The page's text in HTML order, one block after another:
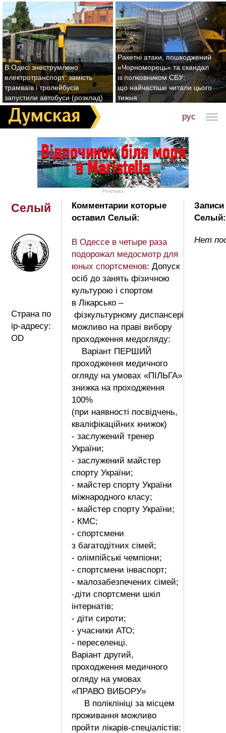
В Одесі знеструмлено
електротранспорт: замість
трамваїв і тролейбусів
запустили автобуси (розклад)
Ракетні атаки, пошкоджений
«Чорноморець» та скандал
із полковником СБУ:
що найчастіше читали цього
тижня
рус
Реклама
Селый
Страна по
ip-адресу:
OD
Комментарии которые
оставил Селый:
В Одессе в четыре раза
подорожал медосмотр для
юных спортсменов: Допуск
осіб до занять фізичною
культурою і спортом
в Лікарсько –
фізкультурному диспансері
можливо на праві вибору
проходження медогляду:
Варіант ПЕРШИЙ
проходження медичного
огляду на умовах «ПІЛЬГА»
знижка на проходження
100%
(при наявності посвідчень,
кваліфікаційних книжок)
- заслужений тренер
України;
- заслужений майстер
спорту України;
- майстер спорту України
міжнародного класу;
- майстер спорту України;
- КМС;
- спортсмени
з багатодітних сімей;
- олімпійські чемпіони;
- спортсмени інваспорт;
- малозабезпечених сімей;
-діти спортсмени шкіл
інтернатів;
- діти сироти;
- учасники АТО;
- переселенці.
Варіант другий,
проходження медичного
огляду на умовах
«ПРАВО ВИБОРУ»
В поліклініці за місцем
проживання можливо
пройти лікарів-спеціалістів:
Селый:
Нет